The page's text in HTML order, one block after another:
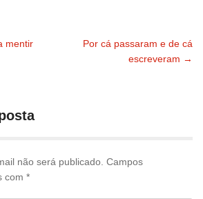
mentir
Por cá passaram e de cá
escreveram →
não será publicado. Campos
com *